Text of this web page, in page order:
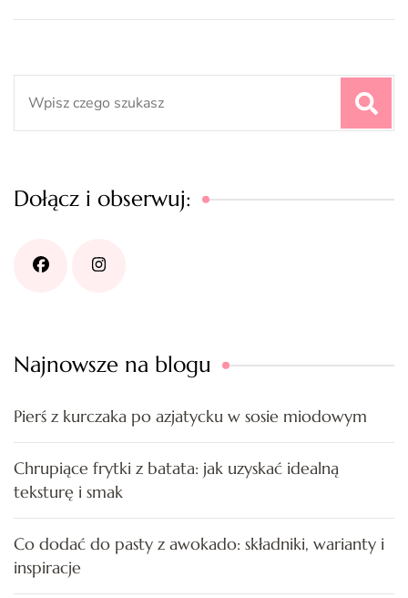
Dołącz i obserwuj:
Najnowsze na blogu
Pierś z kurczaka po azjatycku w sosie miodowym
Chrupiące frytki z batata: jak uzyskać idealną
teksturę i smak
Co dodać do pasty z awokado: składniki, warianty i
inspiracje